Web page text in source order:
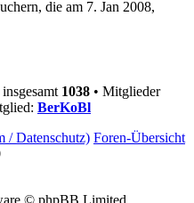
die am 7. Jan 2008,
1038 • Mitglieder
BerKoBl
/ Datenschutz) Foren-Übersicht